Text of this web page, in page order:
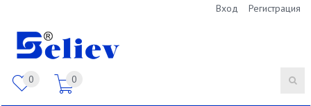
Вход Регистрация
0 0